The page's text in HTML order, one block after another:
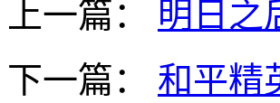
上一篇：
明日之
下一篇：
和平精